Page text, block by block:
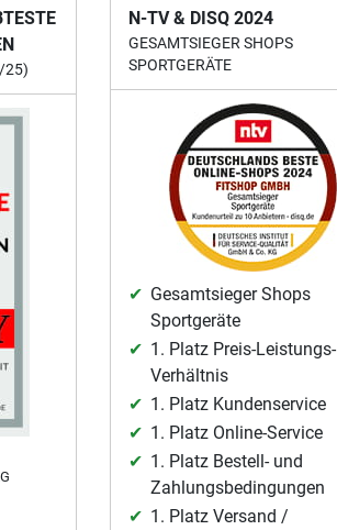
25)
N-TV & DISQ 2024
GESAMTSIEGER SHOPS
SPORTGERÄTE
Gesamtsieger Shops
Sportgeräte
1. Platz Preis-Leistungs-
Verhältnis
1. Platz Kundenservice
1. Platz Online-Service
1. Platz Bestell- und
Zahlungsbedingungen
1. Platz Versand /